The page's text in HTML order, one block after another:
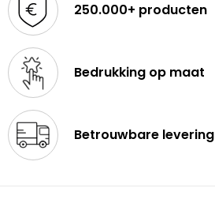
250.000+ producten
Bedrukking op maat
Betrouwbare levering